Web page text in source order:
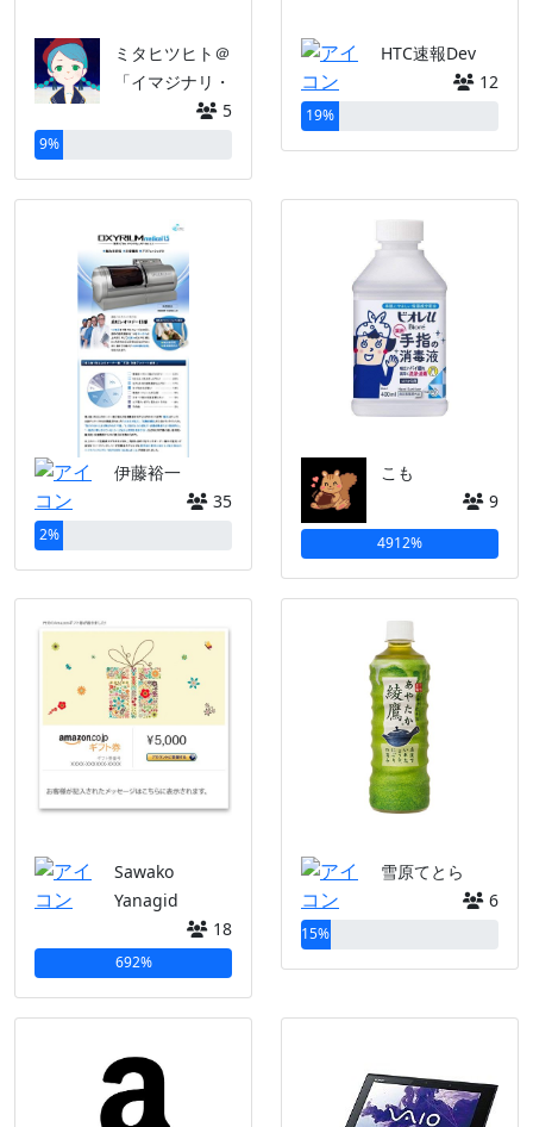
ミタヒツヒト＠
「イマジナリ・
5
9%
HTC速報Dev
12
19%
伊藤裕一
35
2%
こも
9
4912%
Sawako
Yanagid
18
692%
雪原てとら
6
15%